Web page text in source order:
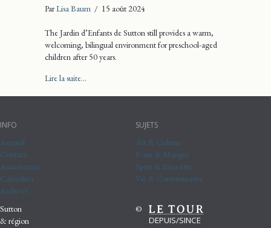
ParLisa Baum / 15 août 2024
The Jardin d’Enfants de Sutton still provides a warm,
welcoming, bilingual environment for preschool-aged
children after 50 years.
Lire la suite...
INFO
Accueil
Contact
Annonceurs
Calendrier
Archives
SUJETS
Art & Culture
Boire & Manger
Sport & Bien-être
Vie & Communauté
Sutton
& région
©
DEPUIS/SINCE